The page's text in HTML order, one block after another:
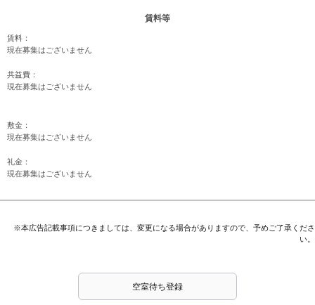
賃料等
賃料：
現在募集はございません
共益費：
現在募集はございません
敷金：
現在募集はございません
礼金：
現在募集はございません
※本広告記載事項につきましては、変更になる場合がありますので、予めご了承くださ
い。
空室待ち登録